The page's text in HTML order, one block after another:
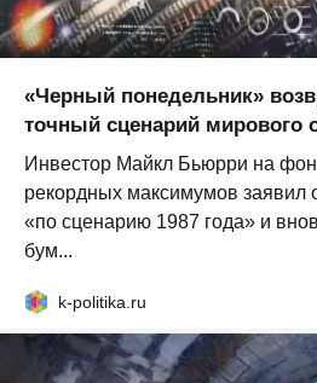
«Черный понедельник»
точный сценарий мирового
Инвестор Майкл Бьюрри на
рекордных максимумов заявил
«по сценарию 1987 года» и
бум...
k-politika.ru